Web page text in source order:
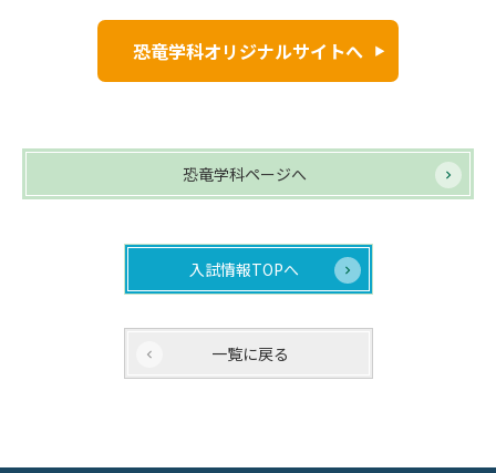
恐竜学科オリジナルサイトへ
恐竜学科ページへ
入試情報TOPへ
一覧に戻る